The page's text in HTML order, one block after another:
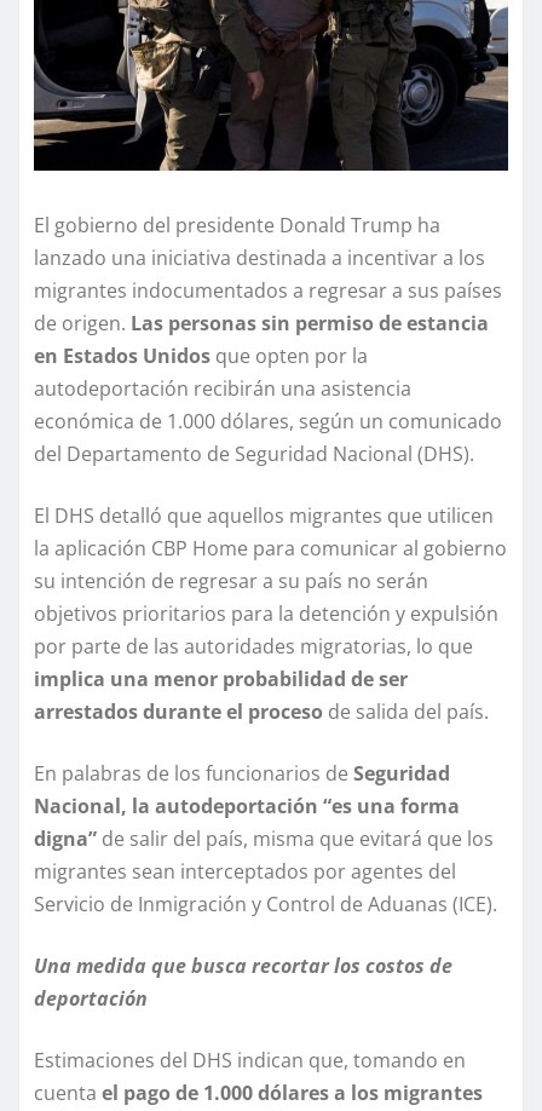
El gobierno del presidente Donald Trump ha
lanzado una iniciativa destinada a incentivar a los
migrantes indocumentados a regresar a sus países
de origen. Las personas sin permiso de estancia
en Estados Unidos que opten por la
autodeportación recibirán una asistencia
económica de 1.000 dólares, según un comunicado
del Departamento de Seguridad Nacional (DHS).
El DHS detalló que aquellos migrantes que utilicen
la aplicación CBP Home para comunicar al gobierno
su intención de regresar a su país no serán
objetivos prioritarios para la detención y expulsión
por parte de las autoridades migratorias, lo que
implica una menor probabilidad de ser
arrestados durante el proceso de salida del país.
En palabras de los funcionarios de Seguridad
Nacional, la autodeportación “es una forma
digna” de salir del país, misma que evitará que los
migrantes sean interceptados por agentes del
Servicio de Inmigración y Control de Aduanas (ICE).
Una medida que busca recortar los costos de
deportación
Estimaciones del DHS indican que, tomando en
cuenta el pago de 1.000 dólares a los migrantes